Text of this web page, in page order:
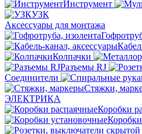
Инструмент
УЗК
Аксессуары для монтажа
Колпачки
Разъемы RJ
Соединители
Стяжки,
ЭЛЕКТРИКА
Коробки